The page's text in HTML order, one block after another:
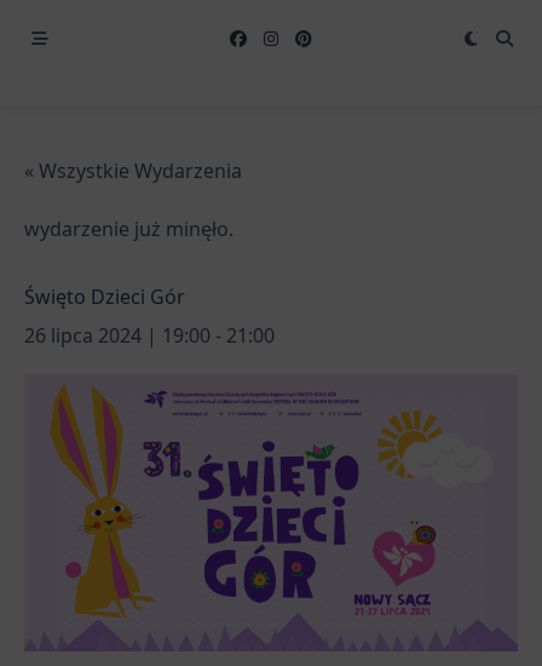
« Wszystkie Wydarzenia
wydarzenie już minęło.
Święto Dzieci Gór
26 lipca 2024 | 19:00 - 21:00